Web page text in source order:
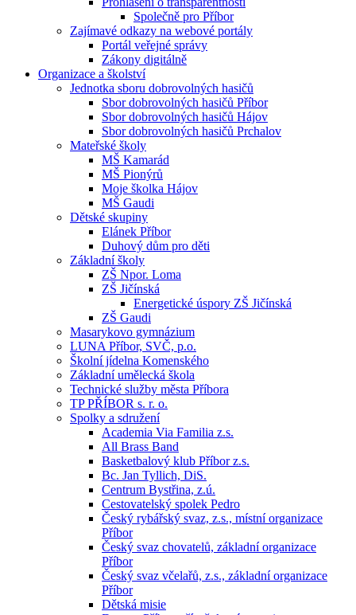
Společně pro Příbor
Zajímavé odkazy na webové portály
Portál veřejné správy
Zákony digitálně
Organizace a školství
Jednotka sboru dobrovolných hasičů
Sbor dobrovolných hasičů Příbor
Sbor dobrovolných hasičů Hájov
Sbor dobrovolných hasičů Prchalov
Mateřské školy
MŠ Kamarád
MŠ Pionýrů
Moje školka Hájov
MŠ Gaudi
Dětské skupiny
Elánek Příbor
Duhový dům pro děti
Základní školy
ZŠ Npor. Loma
ZŠ Jičínská
Energetické úspory ZŠ Jičínská
ZŠ Gaudi
Masarykovo gymnázium
LUNA Příbor, SVČ, p.o.
Školní jídelna Komenského
Základní umělecká škola
Technické služby města Příbora
TP PŘÍBOR s. r. o.
Spolky a sdružení
Academia Via Familia z.s.
All Brass Band
Basketbalový klub Příbor z.s.
Bc. Jan Tyllich, DiS.
Centrum Bystřina, z.ú.
Cestovatelský spolek Pedro
Český rybářský svaz, z.s., místní organizace
Příbor
Český svaz chovatelů, základní organizace
Příbor
Český svaz včelařů, z.s., základní organizace
Příbor
Dětská misie